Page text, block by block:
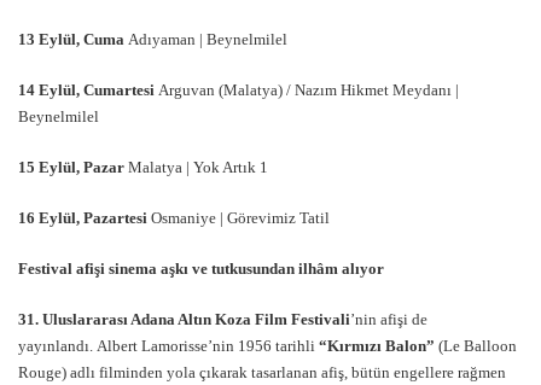
13 Eylül, Cuma Adıyaman | Beynelmilel
14 Eylül, Cumartesi Arguvan (Malatya) / Nazım Hikmet Meydanı |
Beynelmilel
15 Eylül, Pazar Malatya | Yok Artık 1
16 Eylül, Pazartesi Osmaniye | Görevimiz Tatil
Festival afişi sinema aşkı ve tutkusundan ilhâm alıyor
31. Uluslararası Adana Altın Koza Film Festivali’nin afişi de
yayınlandı. Albert Lamorisse’nin 1956 tarihli “Kırmızı Balon” (Le Balloon
Rouge) adlı filminden yola çıkarak tasarlanan afiş, bütün engellere rağmen